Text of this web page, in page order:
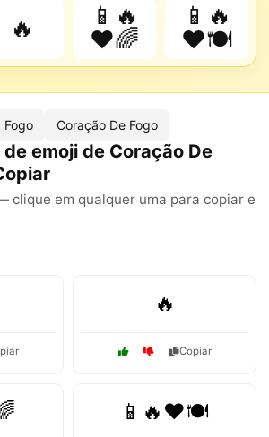
🔥
📱🔥
❤️🌈
📱🔥
❤️🍽️
Fogo Coração De Fogo
emoji de Coração De
clique em qualquer uma para copiar e
🔥
Copiar
📱🔥❤️🍽️